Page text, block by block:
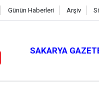
Günün Haberleri Arşiv
SAKARYA